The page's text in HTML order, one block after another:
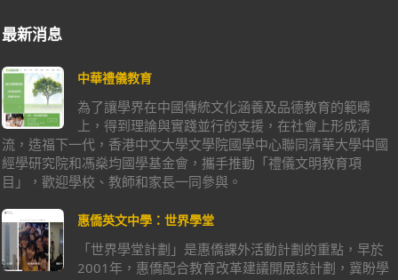
最新消息
中華禮儀教育
為了讓學界在中國傳統文化涵養及品德教育的範疇
上，得到理論與實踐並行的支援，在社會上形成清
流，造福下一代，香港中文大學文學院國學中心聯同清華大學中國
經學研究院和馮燊均國學基金會，攜手推動「禮儀文明教育項
目」，歡迎學校、教師和家長一同參與。
惠僑英文中學：世界學堂
「世界學堂計劃」是惠僑課外活動計劃的重點，早於
2001年，惠僑配合教育改革建議開展該計劃，冀盼學